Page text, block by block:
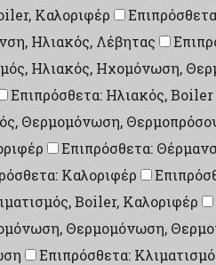
Καλοριφέρ
Ηλιακός, Λέβητας
Ηλιακός, Ηχομόνωση,
Επιπρόσθετα: Ηλιακός, Boiler
Θερμομόνωση,
Επιπρόσθετα:
Καλοριφέρ
Boiler, Καλοριφέρ
Θερμομόνωση,
Επιπρόσθετα: